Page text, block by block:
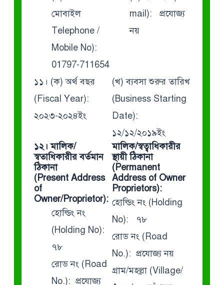
মোবাইল
Telephone /
Mobile No):
01797-711654
mail): প্রযোজ্য
নয়
১১। (ক) অর্থ বছর
(Fiscal Year):
২০২৩-২০২৪ইং
(খ) ব্যবসা শুরুর তারিখ
(Business Starting
Date):
১২/১২/২০১৯ইং
১২। মালিক/
স্বতাধিকারীর বর্তমান
ঠিকানা
(Present Address
of
Owner/Proprietor):
হোল্ডিং নং
(Holding No):
৭৮
রোড নং (Road
No.): প্রযোজ্য
মালিক/স্বত্বাধিকারীর
স্থায়ী ঠিকানা
(Permanent
Address of Owner
Proprietors):
হোল্ডিং নং (Holding
No): ৭৮
রোড নং (Road
No.): প্রযোজ্য নয়
গ্রাম/মহল্লা (Village/